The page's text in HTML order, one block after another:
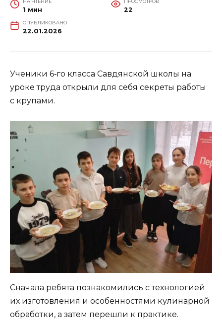
НА ЧТЕНИЕ
1 мин
ПРОСМОТРОВ
22
ОПУБЛИКОВАНО
22.01.2026
Ученики 6‑го класса Савдянской школы на
уроке труда открыли для себя секреты работы
с крупами.
Сначала ребята познакомились с технологией
их изготовления и особенностями кулинарной
обработки, а затем перешли к практике.